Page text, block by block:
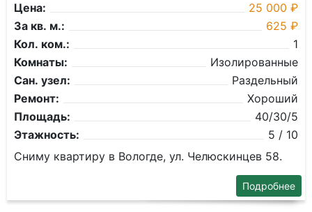
Цена:
25 000 ₽
За кв. м.:
625 ₽
Кол. ком.:
1
Комнаты:
Изолированные
Сан. узел:
Раздельный
Ремонт:
Хороший
Площадь:
40/30/5
Этажность:
5 / 10
Сниму квартиру в Вологде, ул. Челюскинцев 58.
Подробнее